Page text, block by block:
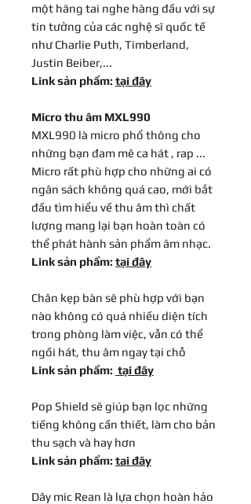
một hãng tai nghe hàng đầu với sự
tin tưởng của các nghệ sĩ quốc tế
như Charlie Puth, Timberland,
Justin Beiber,...
Link sản phẩm: tại đây
Micro thu âm MXL990
MXL990 là micro phổ thông cho
những bạn đam mê ca hát , rap ...
Micro rất phù hợp cho những ai có
ngân sách không quá cao, mới bắt
đầu tìm hiểu về thu âm thì chất
lượng mang lại bạn hoàn toàn có
thể phát hành sản phẩm âm nhạc.
Link sản phẩm: tại đây
Chân kẹp bàn sẽ phù hợp với bạn
nào không có quá nhiều diện tích
trong phòng làm việc, vẫn có thể
ngồi hát, thu âm ngay tại chỗ
Link sản phẩm: tại đây
Pop Shield sẽ giúp bạn lọc những
tiếng không cần thiết, làm cho bản
thu sạch và hay hơn
Link sản phẩm: tai đây
Dây mic Rean là lựa chọn hoàn hảo